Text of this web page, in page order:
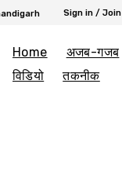
Sign in / Join
Home अजब-गजब
विडियो
तकनीक